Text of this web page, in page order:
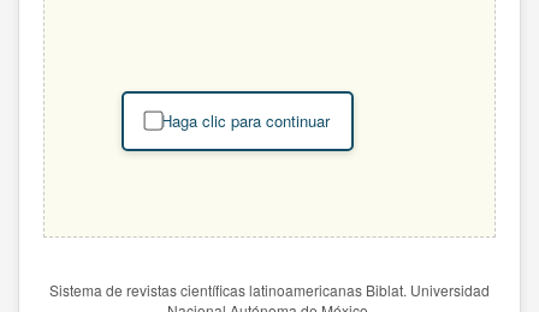
Haga clic para continuar
Sistema de revistas científicas latinoamericanas Biblat. Universidad